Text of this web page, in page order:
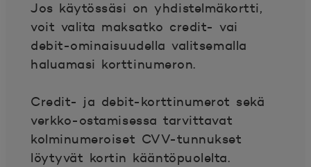
Jos käytössäsi on yhdistelmäkortti,
voit valita maksatko credit- vai
debit-ominaisuudella valitsemalla
haluamasi korttinumeron.
Credit- ja debit-korttinumerot sekä
verkko-ostamisessa tarvittavat
kolminumeroiset CVV-tunnukset
löytyvät kortin kääntöpuolelta.